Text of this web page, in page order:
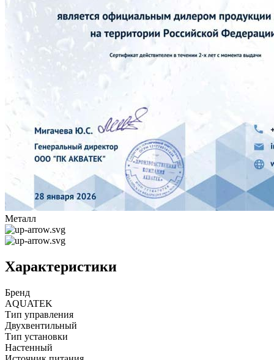
Металл
Характеристики
Бренд
AQUATEK
Тип управления
Двухвентильный
Тип установки
Настенный